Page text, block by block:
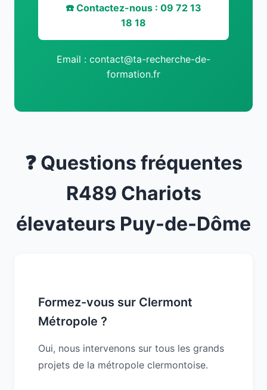
☎️ Contactez-nous : 09 72 13
18 18
Email : contact@ta-recherche-de-
formation.fr
❓ Questions fréquentes
R489 Chariots
élevateurs Puy-de-Dôme
Formez-vous sur Clermont
Métropole ?
Oui, nous intervenons sur tous les grands
projets de la métropole clermontoise.